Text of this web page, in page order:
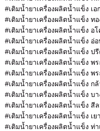
#เติมน้ำยาเครื่องผลิตน้ำแข็ง เ
#เติมน้ำยาเครื่องผลิตน้ำแข็ง ท
#เติมน้ำยาเครื่องผลิตน้ำแข็ง อ
#เติมน้ำยาเครื่องผลิตน้ำแข็ง อ่
#เติมน้ำยาเครื่องผลิตน้ำแข็ง ป
#เติมน้ำยาเครื่องผลิตน้ำแข็ง พ
#เติมน้ำยาเครื่องผลิตน้ำแข็ง พ
#เติมน้ำยาเครื่องผลิตน้ำแข็ง ก
#เติมน้ำยาเครื่องผลิตน้ำแข็ง บ
#เติมน้ำยาเครื่องผลิตน้ำแข็ง สี
#เติมน้ำยาเครื่องผลิตน้ำแข็ง เ
#เติมน้ำยาเครื่องผลิตน้ำแข็ง ท่